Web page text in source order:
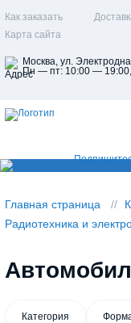
Как заказать
Карта сайта
Москва, ул.
Пн — пт: 10:00 —
Главная страница
Радиотехника и
Категория